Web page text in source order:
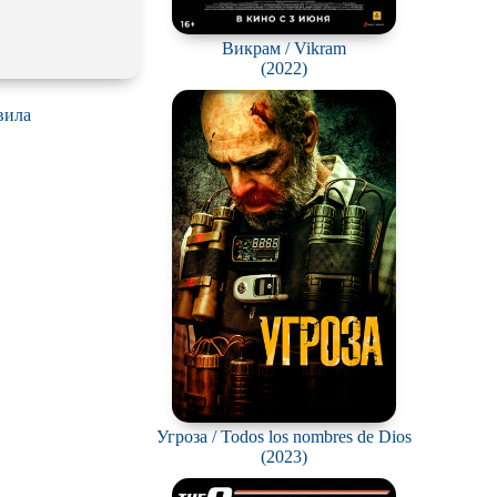
Викрам / Vikram
(2022)
Угроза / Todos los nombres de Dios
(2023)